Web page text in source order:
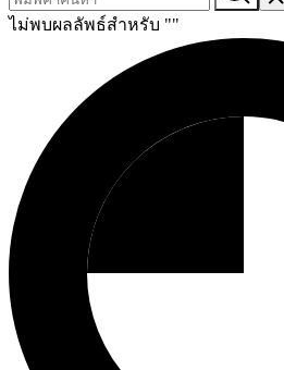
ไม่พบผลลัพธ์สำหรับ ""